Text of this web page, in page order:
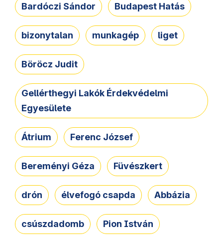
Bardóczi Sándor Budapest Hatás
bizonytalan munkagép liget
Böröcz Judit
Gellérthegyi Lakók Érdekvédelmi
Egyesülete
Átrium Ferenc József
Bereményi Géza Füvészkert
drón élvefogó csapda Abbázia
csúszdadomb Pion István